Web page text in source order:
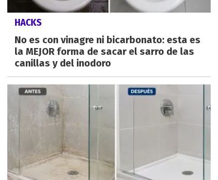
HACKS
No es con vinagre ni bicarbonato: esta es
la MEJOR forma de sacar el sarro de las
canillas y del inodoro